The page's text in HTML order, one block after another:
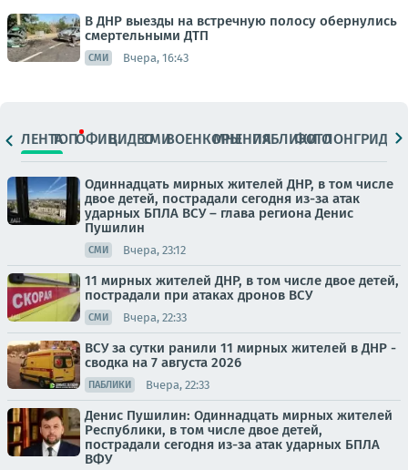
В ДНР выезды на встречную полосу обернулись
смертельными ДТП
СМИ Вчера, 16:43
ЛЕНТАТОПОФИЦ.ВИДЕОСМИВОЕНКОРЫМНЕНИЯПАБЛИКИ
ФОТОЛОНГРИДЫ
Одиннадцать мирных жителей ДНР, в том числе
двое детей, пострадали сегодня из-за атак
ударных БПЛА ВСУ – глава региона Денис
Пушилин
СМИ Вчера, 23:12
11 мирных жителей ДНР, в том числе двое детей,
пострадали при атаках дронов ВСУ
СМИ Вчера, 22:33
ВСУ за сутки ранили 11 мирных жителей в ДНР -
сводка на 7 августа 2026
ПАБЛИКИ Вчера, 22:33
Денис Пушилин: Одиннадцать мирных жителей
Республики, в том числе двое детей,
пострадали сегодня из-за атак ударных БПЛА
ВФУ